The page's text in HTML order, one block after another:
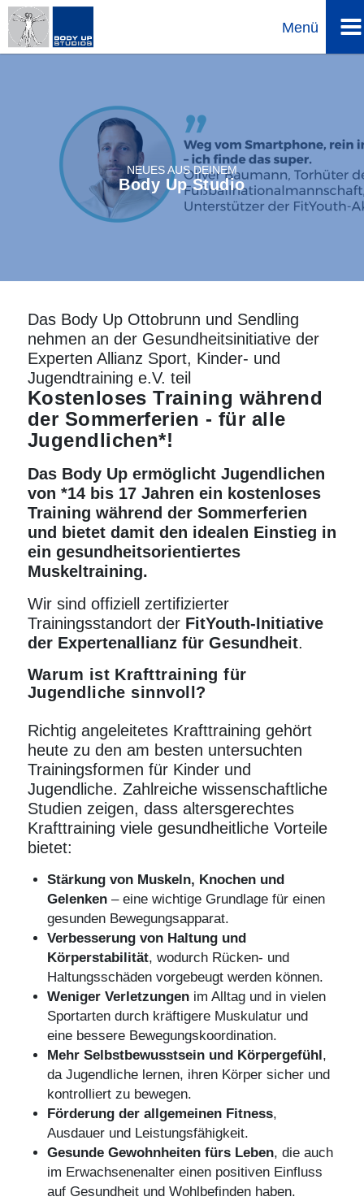
Menü
NEUES AUS DEINEM
Body Up Studio
Das Body Up Ottobrunn und Sendling
nehmen an der Gesundheitsinitiative der
Experten Allianz Sport, Kinder- und
Jugendtraining e.V. teil
Kostenloses Training während
der Sommerferien - für alle
Jugendlichen*!
Das Body Up ermöglicht Jugendlichen
von *14 bis 17 Jahren ein kostenloses
Training während der Sommerferien
und bietet damit den idealen Einstieg in
ein gesundheitsorientiertes
Muskeltraining.
Wir sind offiziell zertifizierter
Trainingsstandort der FitYouth-Initiative
der Expertenallianz für Gesundheit.
Warum ist Krafttraining für
Jugendliche sinnvoll?
Richtig angeleitetes Krafttraining gehört
heute zu den am besten untersuchten
Trainingsformen für Kinder und
Jugendliche. Zahlreiche wissenschaftliche
Studien zeigen, dass altersgerechtes
Krafttraining viele gesundheitliche Vorteile
bietet:
Stärkung von Muskeln, Knochenund
Gelenken– eine wichtige Grundlage für einen
gesunden Bewegungsapparat.
Verbesserung von Haltung und
Körperstabilität, wodurch Rücken- und
Haltungsschäden vorgebeugt werden können.
Weniger Verletzungenim Alltag und in vielen
Sportarten durch kräftigere Muskulatur und
eine bessere Bewegungskoordination.
Mehr Selbstbewusstsein und Körpergefühl,
da Jugendliche lernen, ihren Körper sicher und
kontrolliert zu bewegen.
Förderung der allgemeinen Fitness,
Ausdauerund Leistungsfähigkeit.
Gesunde Gewohnheiten fürs Leben, die auch
im Erwachsenenalter einen positiven Einfluss
auf Gesundheit und Wohlbefinden haben.